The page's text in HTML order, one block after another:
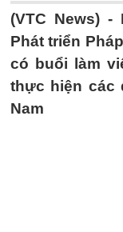
(VTC News) -
Phát triển
có buổi làm
thực hiện các
Nam